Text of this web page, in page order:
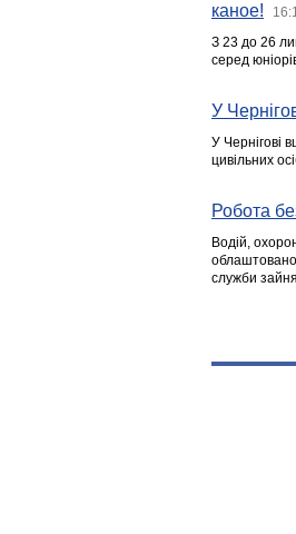
каное!
З 23 до 26
серед
У
У Чернігові
цивільних
Робота
Водій,
облаштовано
служби